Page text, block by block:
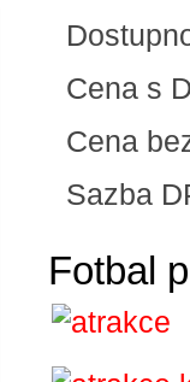
Cena s
Cena
Sazba
Fotbal